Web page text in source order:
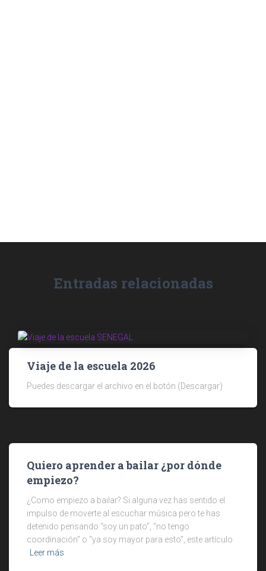
Entradas relacionadas
Viaje de la escuela 2026
Puedes descargar el archivo en el botón (Descargar)
Quiero aprender a bailar ¿por dónde
empiezo?
¿Como empiezo a bailar? Si alguna vez has sentido el
impulso de moverte al escuchar música pero te has
detenido pensando “soy un pato”, “no tengo
coordinación” o “ya soy mayor para esto”, este artículo
Leer más